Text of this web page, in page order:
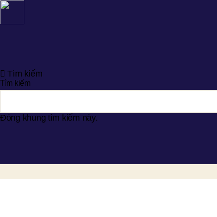
Tìm kiếm
Tìm kiếm
Đóng khung tìm kiếm này.